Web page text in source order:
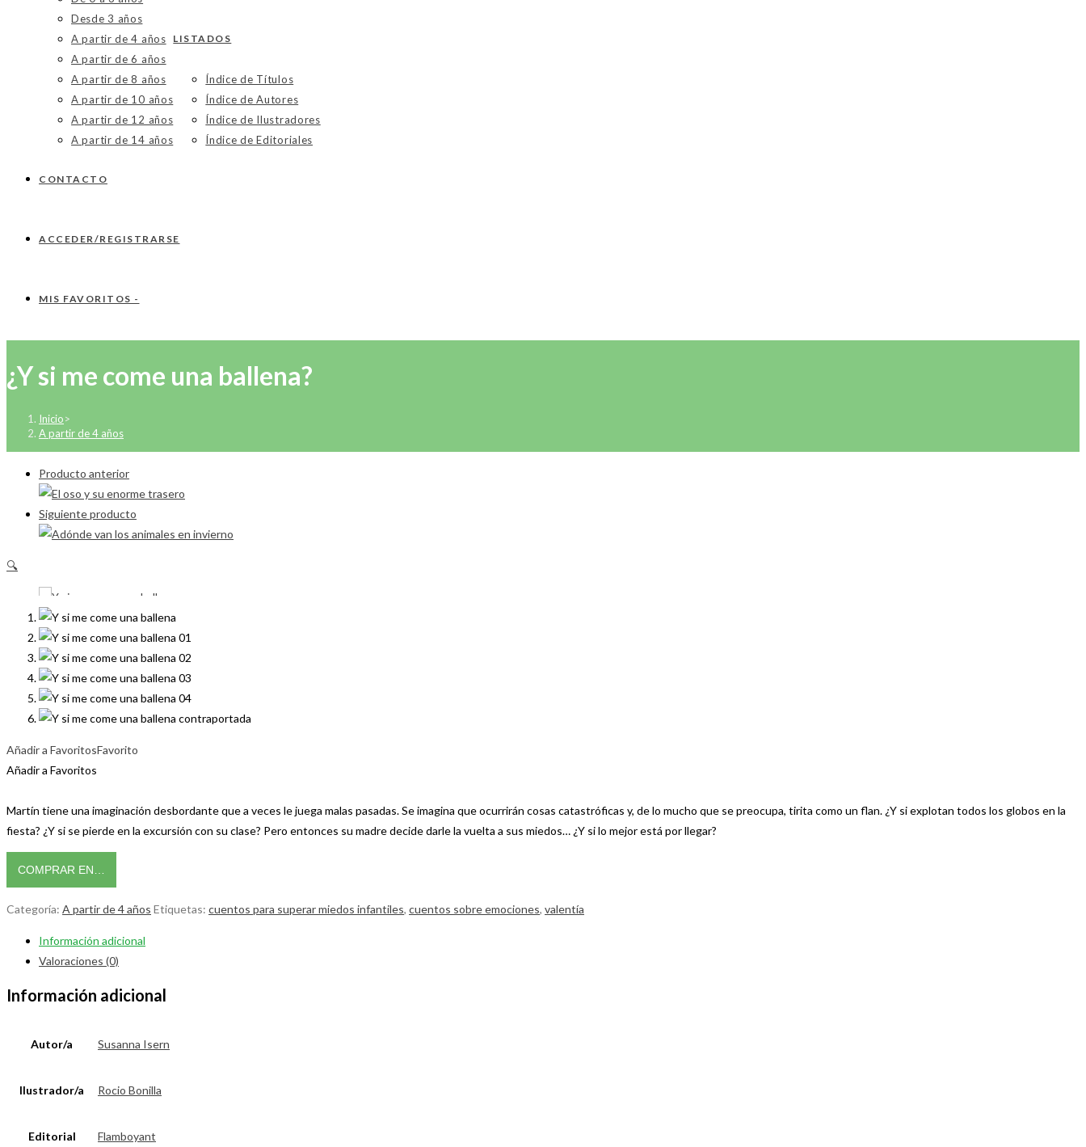
Desde 3 años
A partir de 4 años
A partir de 6 años
A partir de 8 años
A partir de 10 años
A partir de 12 años
A partir de 14 años
LISTADOS
Índice de Títulos
Índice de Autores
Índice de Ilustradores
Índice de Editoriales
CONTACTO
ACCEDER/REGISTRARSE
MIS FAVORITOS -
¿Y si me come una ballena?
Inicio>
A partir de 4 años
Producto anterior
Siguiente producto
🔍
Añadir a FavoritosFavorito
Añadir a Favoritos
Martín tiene una imaginación desbordante que a veces le juega malas pasadas. Se imagina que ocurrirán cosas catastróficas y, de lo mucho que se preocupa, tirita como un flan. ¿Y si explotan todos los globos en la
fiesta? ¿Y si se pierde en la excursión con su clase? Pero entonces su madre decide darle la vuelta a sus miedos… ¿Y si lo mejor está por llegar?
COMPRAR EN…
Categoría: A partir de 4 años Etiquetas: cuentos para superar miedos infantiles, cuentos sobre emociones, valentía
Información adicional
Valoraciones (0)
Información adicional
Autor/a Susanna Isern
Ilustrador/a Rocio Bonilla
Editorial Flamboyant